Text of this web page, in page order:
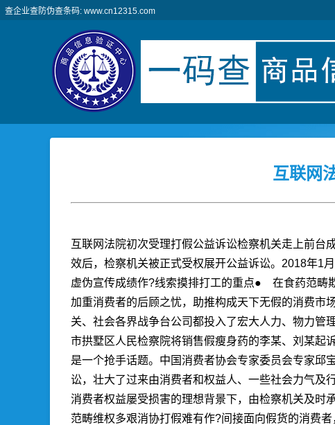
查企业查防伪查条码: www.cn12315.com
互联网
互联网法院初次受理打假公益诉讼检察机关走上前
效后，检察机关被正式受权展开公益诉讼。2018年1
虚伪宣传成绩作?线索摸排打工的重点● 在食药范畴
加重消费者的后顾之忧，助推构成天下无假的消费市
关、社会各界战争台公司都投入了宏大人力、物力
市拱墅区人民检察院将销售假瘦身药的李某、刘某起
是一个抢手话题。中国消费者协会专家委员会专家邱
讼，壮大了过来由消费者和权益人、一些社会力气及
消费者权益屡受损害的理想背景下，由检察机关及时
范畴维权多艰消协打假难有作?间接面向假货的消费